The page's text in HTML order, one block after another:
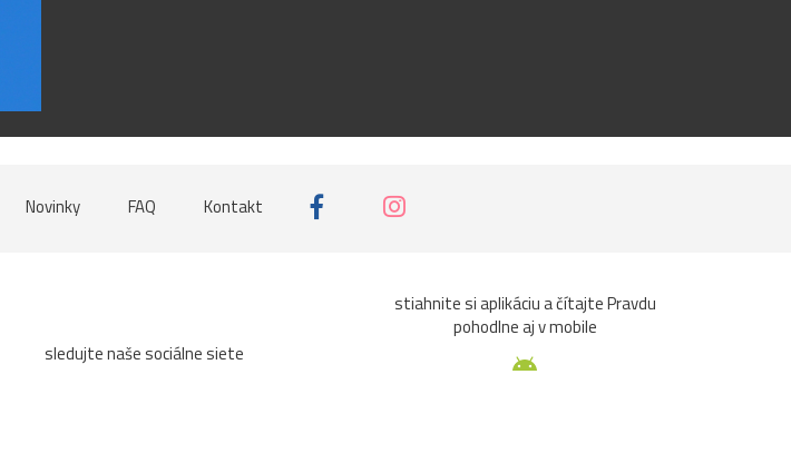
Novinky FAQ Kontakt
sledujte naše sociálne siete
stiahnite si aplikáciu a čítajte Pravdu
pohodlne aj v mobile